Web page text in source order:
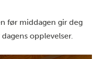
før middagen gir deg
opplevelser.